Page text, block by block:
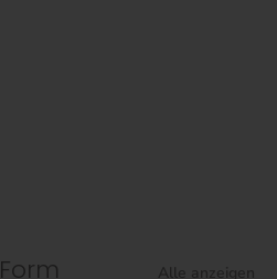
Alle anzeigen